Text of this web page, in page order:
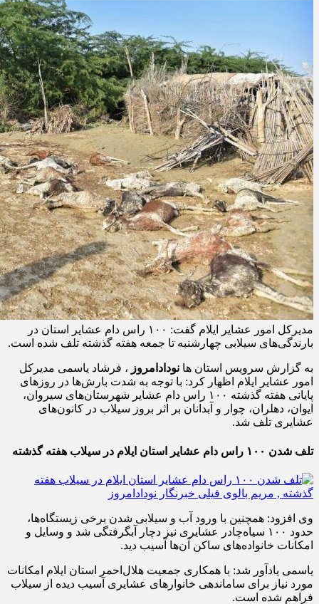
مدیرکل امور عشایر ایلام گفت: ۱۰۰ راس دام عشایر استان در
بارندگی‌های سیلابی چهارشنبه‌ تا جمعه هفته گذشته‌ تلف شده‌ است.
به گزارش سرویس استان ها نودادامروز ، فرشاد یاسمی مدیرکل
امور عشایر ایلام اظهار کرد: با توجه به شدت بارش‌ها در روزهای
پایانی هفته گذشته ۱۰۰ راس دام عشایر شهرستان‌های سیروان،
ایوان، دهلران، چوار و آبدانان بر اثر بروز سیلاب در کانون‌های
عشایری تلف شد.
تلف شدن ۱۰۰ راس دام عشایر استان ایلام در سیلاب هفته گذشته
وی افزود: همچنین با ورود آب و سیلابی شدن برخی زیستگاه‌ها،
حدود ۱۰۰ سیاه‌چادر عشایری نیز دچار آبگرفتگی شد و وسایل و
امکانات خانواده‌های ساکن آن‌ها آسیب دید.
یاسمی یادآور شد: با همکاری جمعیت هلال‌احمر استان ایلام امکانات
مورد نیاز برای ساماندهی خانوارهای عشایری آسیب دیده از سیلاب
فراهم شده است.